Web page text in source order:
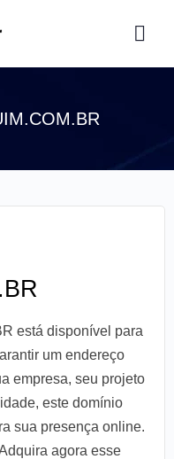
está disponível para
um endereço
empresa, seu projeto
este domínio
sua presença online.
agora esse